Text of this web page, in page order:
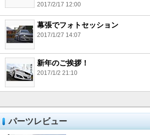
2017/2/17 12:00
幕張でフォトセッション
2017/1/27 14:07
新年のご挨拶！
2017/1/2 21:10
パーツレビュー